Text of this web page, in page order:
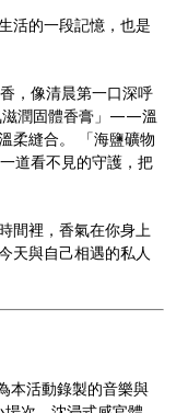
活的一段記憶，也是
，像清晨第一口深呼
滋潤固體香膏」——溫
柔縫合。 「海鹽礦物
道看不見的守護，把
間裡，香氣在你身上
天與自己相遇的私人
本活動錄製的音樂與